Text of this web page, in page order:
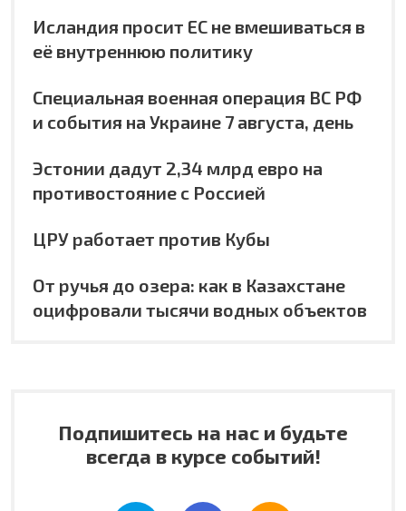
Исландия просит ЕС не вмешиваться в
её внутреннюю политику
Специальная военная операция ВС РФ
и события на Украине 7 августа, день
Эстонии дадут 2,34 млрд евро на
противостояние с Россией
ЦРУ работает против Кубы
От ручья до озера: как в Казахстане
оцифровали тысячи водных объектов
Подпишитесь на нас и будьте
всегда в курсе событий!